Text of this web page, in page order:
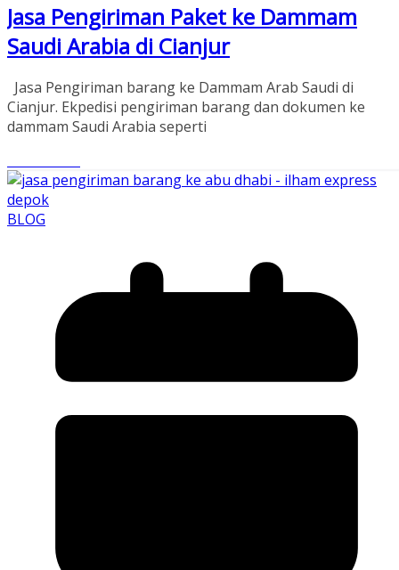
Jasa Pengiriman Paket ke Dammam
Saudi Arabia di Cianjur
Jasa Pengiriman barang ke Dammam Arab Saudi di
Cianjur. Ekpedisi pengiriman barang dan dokumen ke
dammam Saudi Arabia seperti
BLOG